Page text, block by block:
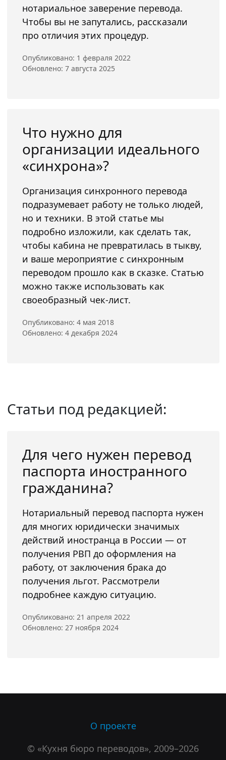
нотариальное заверение перевода.
Чтобы вы не запутались, рассказали
про отличия этих процедур.
Опубликовано: 1 февраля 2022
Обновлено: 7 августа 2025
Что нужно для
организации идеального
«синхрона»?
Организация синхронного перевода
подразумевает работу не только людей,
но и техники. В этой статье мы
подробно изложили, как сделать так,
чтобы кабина не превратилась в тыкву,
и ваше мероприятие с синхронным
переводом прошло как в сказке. Статью
можно также использовать как
своеобразный чек-лист.
Опубликовано: 4 мая 2018
Обновлено: 4 декабря 2024
Статьи под редакцией:
Для чего нужен перевод
паспорта иностранного
гражданина?
Нотариальный перевод паспорта нужен
для многих юридически значимых
действий иностранца в России — от
получения РВП до оформления на
работу, от заключения брака до
получения льгот. Рассмотрели
подробнее каждую ситуацию.
Опубликовано: 21 апреля 2022
Обновлено: 27 ноября 2024
О проекте
© «Кухня бюро переводов», 2009–2026